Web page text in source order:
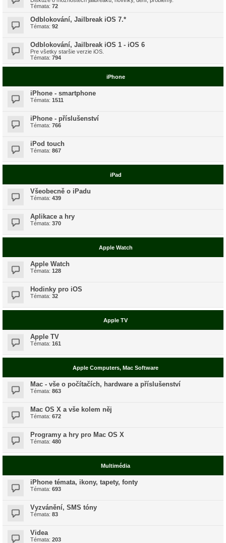
Témata: 72
Odblokování, Jailbreak iOS 7.*
Témata: 92
Odblokování, Jailbreak iOS 1 - iOS 6
Pre všetky staršie verzie iOS.
Témata: 794
iPhone
iPhone - smartphone
Témata: 1511
iPhone - příslušenství
Témata: 766
iPod touch
Témata: 867
iPad
Všeobecně o iPadu
Témata: 439
Aplikace a hry
Témata: 370
Apple Watch
Apple Watch
Témata: 128
Hodinky pro iOS
Témata: 32
Apple TV
Apple TV
Témata: 161
Apple Computers, Mac Software
Mac - vše o počítačích, hardware a příslušenství
Témata: 863
Mac OS X a vše kolem něj
Témata: 672
Programy a hry pro Mac OS X
Témata: 480
Multimédia
iPhone témata, ikony, tapety, fonty
Témata: 693
Vyzvánění, SMS tóny
Témata: 83
Videa
Témata: 203